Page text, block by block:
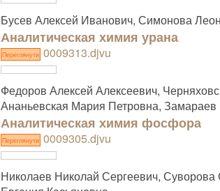
Бусев Алексей Иванович, Симонова
Аналитическая химия урана
Переглянути0009313.djvu
Федоров Алексей Алексеевич,
Ананьевская Мария Петровна,
Аналитическая химия фосфора
Переглянути0009305.djvu
Николаев Николай Сергеевич,